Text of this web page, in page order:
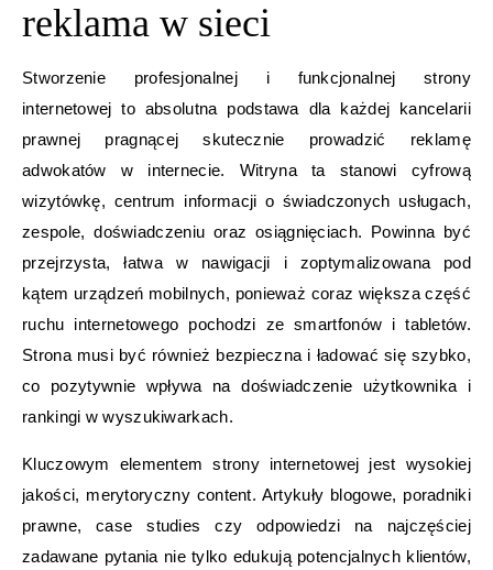
reklama w sieci
Stworzenie profesjonalnej i funkcjonalnej strony
internetowej to absolutna podstawa dla każdej kancelarii
prawnej pragnącej skutecznie prowadzić reklamę
adwokatów w internecie. Witryna ta stanowi cyfrową
wizytówkę, centrum informacji o świadczonych usługach,
zespole, doświadczeniu oraz osiągnięciach. Powinna być
przejrzysta, łatwa w nawigacji i zoptymalizowana pod
kątem urządzeń mobilnych, ponieważ coraz większa część
ruchu internetowego pochodzi ze smartfonów i tabletów.
Strona musi być również bezpieczna i ładować się szybko,
co pozytywnie wpływa na doświadczenie użytkownika i
rankingi w wyszukiwarkach.
Kluczowym elementem strony internetowej jest wysokiej
jakości, merytoryczny content. Artykuły blogowe, poradniki
prawne, case studies czy odpowiedzi na najczęściej
zadawane pytania nie tylko edukują potencjalnych klientów,